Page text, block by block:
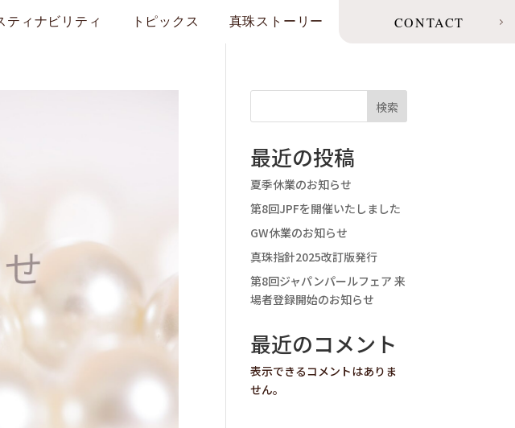
ティナビリティ トピックス 真珠ストーリー CONTACT
検索
最近の投稿
夏季休業のお知らせ
第8回JPFを開催いたしました
GW休業のお知らせ
真珠指針2025改訂版発行
第8回ジャパンパールフェア 来
場者登録開始のお知らせ
最近のコメント
表示できるコメントはありま
せん。